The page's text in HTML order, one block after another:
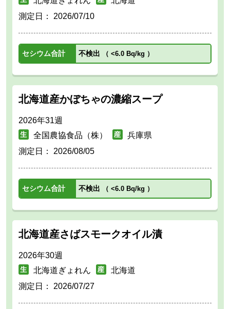
測定日： 2026/07/10
セシウム合計 不検出 （ <6.0 Bq/kg ）
北海道産かぼちゃの濃縮スープ
2026年31週
全国農協食品（株）
兵庫県
測定日： 2026/08/05
セシウム合計 不検出 （ <6.0 Bq/kg ）
北海道産さばスモークオイル漬
2026年30週
北海道ぎょれん
北海道
測定日： 2026/07/27